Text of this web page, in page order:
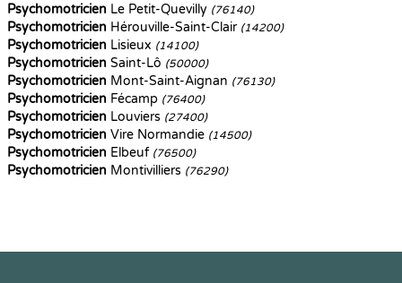
Psychomotricien Le Petit-Quevilly (76140)
Psychomotricien Hérouville-Saint-Clair (14200)
Psychomotricien Lisieux (14100)
Psychomotricien Saint-Lô (50000)
Psychomotricien Mont-Saint-Aignan (76130)
Psychomotricien Fécamp (76400)
Psychomotricien Louviers (27400)
Psychomotricien Vire Normandie (14500)
Psychomotricien Elbeuf (76500)
Psychomotricien Montivilliers (76290)